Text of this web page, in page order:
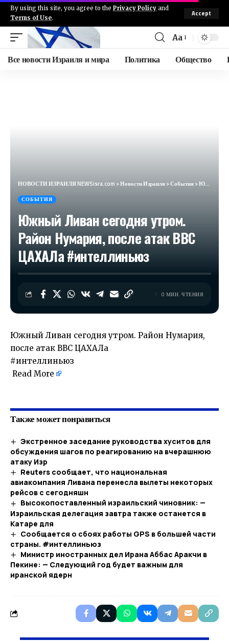
By using this site, you agree to the Privacy Policy and
Terms of Use.
Accept
Aa
Все новости Израиля и мира Политика Общество
НОВОСТИ ИЗРАИЛЯ NEWSisra.com >Новости Израиля>События>Южный Ливан сегодня утром. Район Нумария, после атак ВВС ЦАХАЛа #интеллиньюз
СОБЫТИЯ
Южный Ливан сегодня утром.
Район Нумария, после атак ВВС
ЦАХАЛа #интеллиньюз
0 МИН. ЧТЕНИЯ
Южный Ливан сегодня утром. Район Нумария,
после атак ВВС ЦАХАЛа
#интеллиньюз
Read More
Также может понравиться
Экстренное заседание руководства хуситов для
обсуждения шагов по реагированию на вчерашнюю
атаку Изр
Reuters сообщает, что национальная
авиакомпания Ливана перенесла вылеты некоторых
рейсов с сегодняшн
Высокопоставленный израильский чиновник: —
Израильская делегация завтра также останется в
Катаре для
Сообщается о сбоях работы GPS в большей части
страны. #интеллиньюз
Министр иностранных дел Ирана Аббас Аракчи в
Пекине: — Следующий год будет важным для
иранской ядерн